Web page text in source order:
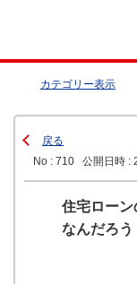
カテゴリー表示
戻る
No : 710
公開日時 :
住宅ロー
なんだろう